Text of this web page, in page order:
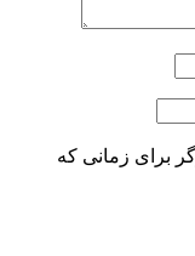
برای زمانی که